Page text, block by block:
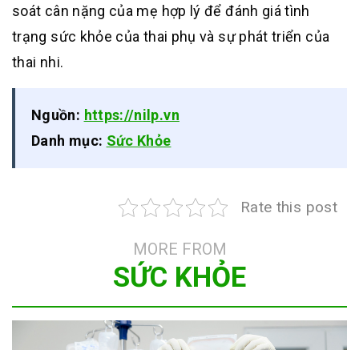
soát cân nặng của mẹ hợp lý để đánh giá tình
trạng sức khỏe của thai phụ và sự phát triển của
thai nhi.
Nguồn: https://nilp.vn
Danh mục: Sức Khỏe
Rate this post
MORE FROM
SỨC KHỎE